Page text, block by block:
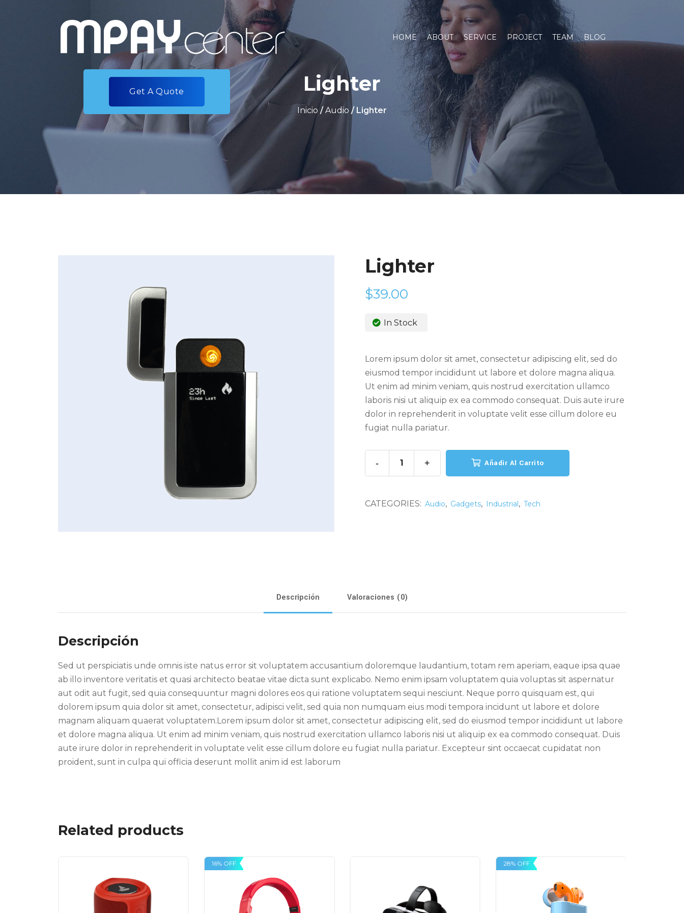
HOME ABOUT SERVICE PROJECT TEAM BLOG
Get A Quote Lighter
Inicio/Audio / Lighter
Lighter
$39.00
In Stock
Lorem ipsum dolor sit amet, consectetur adipiscing elit, sed do
eiusmod tempor incididunt ut labore et dolore magna aliqua.
Ut enim ad minim veniam, quis nostrud exercitation ullamco
laboris nisi ut aliquip ex ea commodo consequat. Duis aute irure
dolor in reprehenderit in voluptate velit esse cillum dolore eu
fugiat nulla pariatur.
- + Añadir Al Carrito
CATEGORIES: Audio, Gadgets, Industrial, Tech
Descripción Valoraciones (0)
Descripción
Sed ut perspiciatis unde omnis iste natus error sit voluptatem accusantium doloremque laudantium, totam rem aperiam, eaque ipsa quae
ab illo inventore veritatis et quasi architecto beatae vitae dicta sunt explicabo. Nemo enim ipsam voluptatem quia voluptas sit aspernatur
aut odit aut fugit, sed quia consequuntur magni dolores eos qui ratione voluptatem sequi nesciunt. Neque porro quisquam est, qui
dolorem ipsum quia dolor sit amet, consectetur, adipisci velit, sed quia non numquam eius modi tempora incidunt ut labore et dolore
magnam aliquam quaerat voluptatem.Lorem ipsum dolor sit amet, consectetur adipiscing elit, sed do eiusmod tempor incididunt ut labore
et dolore magna aliqua. Ut enim ad minim veniam, quis nostrud exercitation ullamco laboris nisi ut aliquip ex ea commodo consequat. Duis
aute irure dolor in reprehenderit in voluptate velit esse cillum dolore eu fugiat nulla pariatur. Excepteur sint occaecat cupidatat non
proident, sunt in culpa qui officia deserunt mollit anim id est laborum
Related products
16% OFF 28% OFF